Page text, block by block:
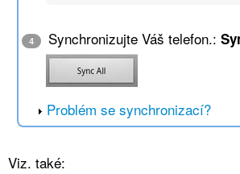
4 Synchronizujte Váš telefon.:
Problém se synchronizací?
Viz. také: